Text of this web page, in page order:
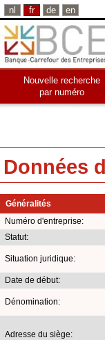
nl fr de en
Nouvelle recherche
par numéro
Données
Généralités
Numéro d'entreprise:
Statut:
Situation juridique:
Date de début:
Dénomination:
Adresse du siège: